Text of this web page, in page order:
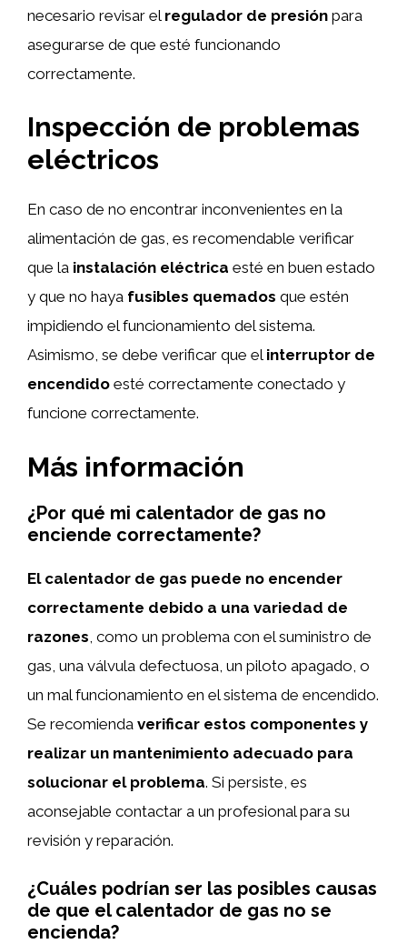
necesario revisar el regulador de presión para
asegurarse de que esté funcionando
correctamente.
Inspección de problemas
eléctricos
En caso de no encontrar inconvenientes en la
alimentación de gas, es recomendable verificar
que la instalación eléctrica esté en buen estado
y que no haya fusibles quemados que estén
impidiendo el funcionamiento del sistema.
Asimismo, se debe verificar que el interruptor de
encendido esté correctamente conectado y
funcione correctamente.
Más información
¿Por qué mi calentador de gas no
enciende correctamente?
El calentador de gas puede no encender
correctamente debido a una variedad de
razones , como un problema con el suministro de
gas, una válvula defectuosa, un piloto apagado, o
un mal funcionamiento en el sistema de encendido.
Se recomienda verificar estos componentes y
realizar un mantenimiento adecuado para
solucionar el problema. Si persiste, es
aconsejable contactar a un profesional para su
revisión y reparación.
¿Cuáles podrían ser las posibles causas
de que el calentador de gas no se
encienda?